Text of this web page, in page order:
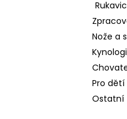
Nože a
Pro dětí
Ostatní